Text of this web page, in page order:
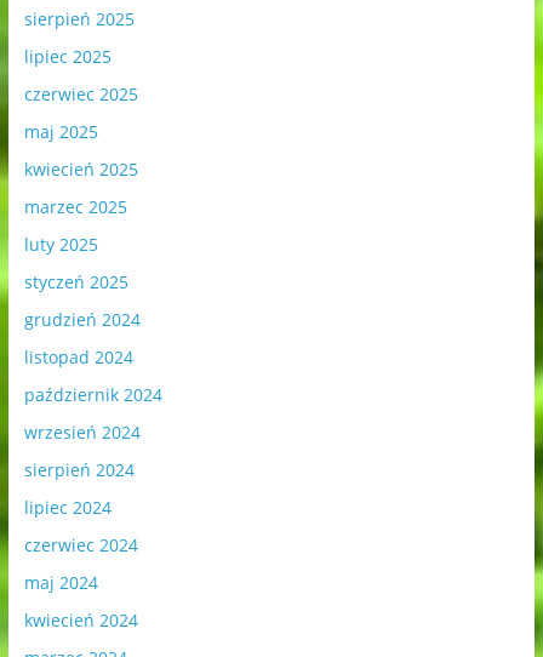
sierpień 2025
lipiec 2025
czerwiec 2025
maj 2025
kwiecień 2025
marzec 2025
luty 2025
styczeń 2025
grudzień 2024
listopad 2024
październik 2024
wrzesień 2024
sierpień 2024
lipiec 2024
czerwiec 2024
maj 2024
kwiecień 2024